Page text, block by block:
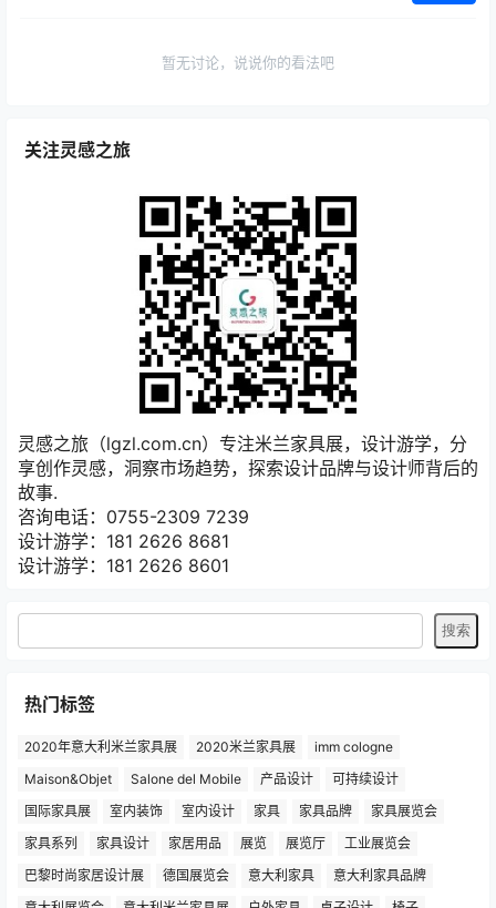
暂无讨论，说说你的看法吧
关注灵感之旅
灵感之旅（lgzl.com.cn）专注米兰家具展，设计游学，分
享创作灵感，洞察市场趋势，探索设计品牌与设计师背后的
故事.
咨询电话：0755-2309 7239
设计游学：181 2626 8681
设计游学：181 2626 8601
热门标签
2020年意大利米兰家具展 2020米兰家具展
imm cologne
Maison&Objet
Salone del Mobile 产品设计
可持续设计
国际家具展
室内装饰 室内设计 家具 家具品牌
家具展览会
家具系列
家具设计 家居用品 展览 展览厅
工业展览会
巴黎时尚家居设计展
德国展览会 意大利家具
意大利家具品牌